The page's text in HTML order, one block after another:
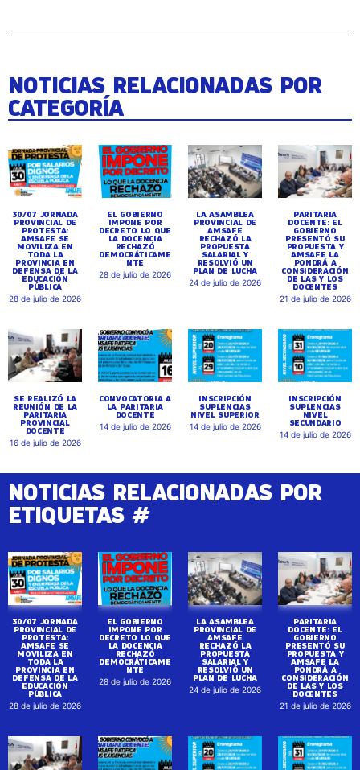
NOTICIAS RELACIONADAS POR
CATEGORÍA
30/07 JORNADA
PROVINCIAL DE
PROTESTA:
AMSAFE SE
MOVILIZA EN
TODA LA
PROVINCIA EN
DEFENSA DE LA
EDUCACIÓN
PÚBLICA
28 de julio de 2026
EL GOBIERNO
IMPONE POR
DECRETO LO QUE
LA DOCENCIA
RECHAZÓ
DEMOCRÁTICAME
NTE
28 de julio de 2026
LA ASAMBLEA
PROVINCIAL DE
AMSAFE
RECHAZÓ LA
PROPUESTA
SALARIAL Y
RESOLVIÓ UN
PLAN DE LUCHA
24 de julio de 2026
PARITARIA
DOCENTE: EL
GOBIERNO
PRESENTÓ SU
PROPUESTA Y
AMSAFE LA
PONDRÁ A
CONSIDERACIÓN
DE LAS Y LOS
DOCENTES
21 de julio de 2026
SE REALIZÓ LA
REUNIÓN DE LA
PARITARIA
PROVINCIAL
DOCENTE
16 de julio de 2026
CONVOCATORIA A
LA PARITARIA
DOCENTE
14 de julio de 2026
INSCRIPCIÓN
SUPLENCIAS
NIVEL SUPERIOR
14 de julio de 2026
INSCRIPCIÓN
SUPLENCIAS
NIVEL
SECUNDARIO
14 de julio de 2026
NOTICIAS RELACIONADAS POR
ETIQUETAS #
30/07 JORNADA
PROVINCIAL DE
PROTESTA:
AMSAFE SE
MOVILIZA EN
TODA LA
PROVINCIA EN
DEFENSA DE LA
EDUCACIÓN
PÚBLICA
28 de julio de 2026
EL GOBIERNO
IMPONE POR
DECRETO LO QUE
LA DOCENCIA
RECHAZÓ
DEMOCRÁTICAME
NTE
28 de julio de 2026
LA ASAMBLEA
PROVINCIAL DE
AMSAFE
RECHAZÓ LA
PROPUESTA
SALARIAL Y
RESOLVIÓ UN
PLAN DE LUCHA
24 de julio de 2026
PARITARIA
DOCENTE: EL
GOBIERNO
PRESENTÓ SU
PROPUESTA Y
AMSAFE LA
PONDRÁ A
CONSIDERACIÓN
DE LAS Y LOS
DOCENTES
21 de julio de 2026